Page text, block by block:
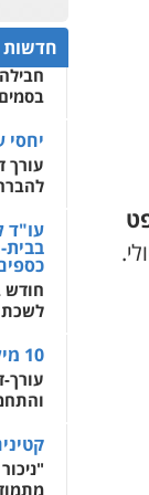
חדשות
חפץ
עצור
בסמים
יחסי
עורך
עו"ד
חודש
לשכת
10 מיליון